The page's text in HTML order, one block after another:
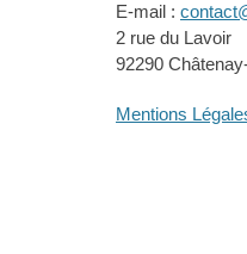
E-mail :
2 rue du Lavoir
92290
Mentions